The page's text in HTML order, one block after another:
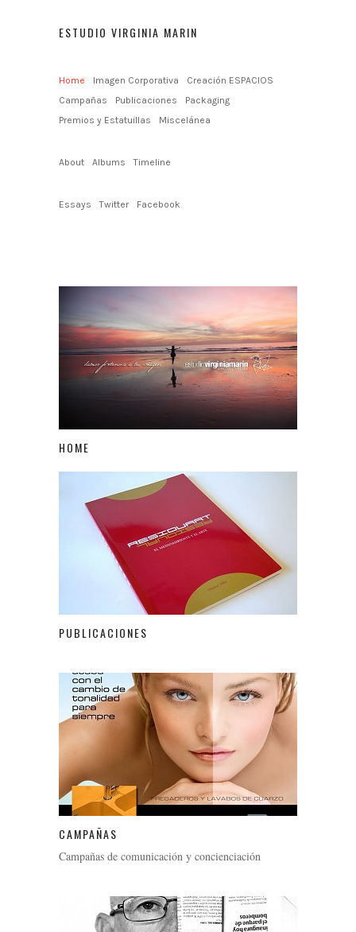
ESTUDIO VIRGINIA MARIN
Home Imagen Corporativa
Creación ESPACIOS
Campañas
Publicaciones
Packaging
Premios y Estatuillas
Miscelánea
About Albums Timeline
Essays Twitter Facebook
HOME
PUBLICACIONES
CAMPAÑAS
Campañas de comunicación y concienciación